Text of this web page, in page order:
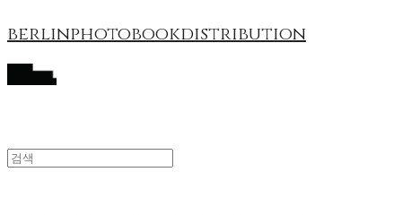
berlinphotobookdistribution